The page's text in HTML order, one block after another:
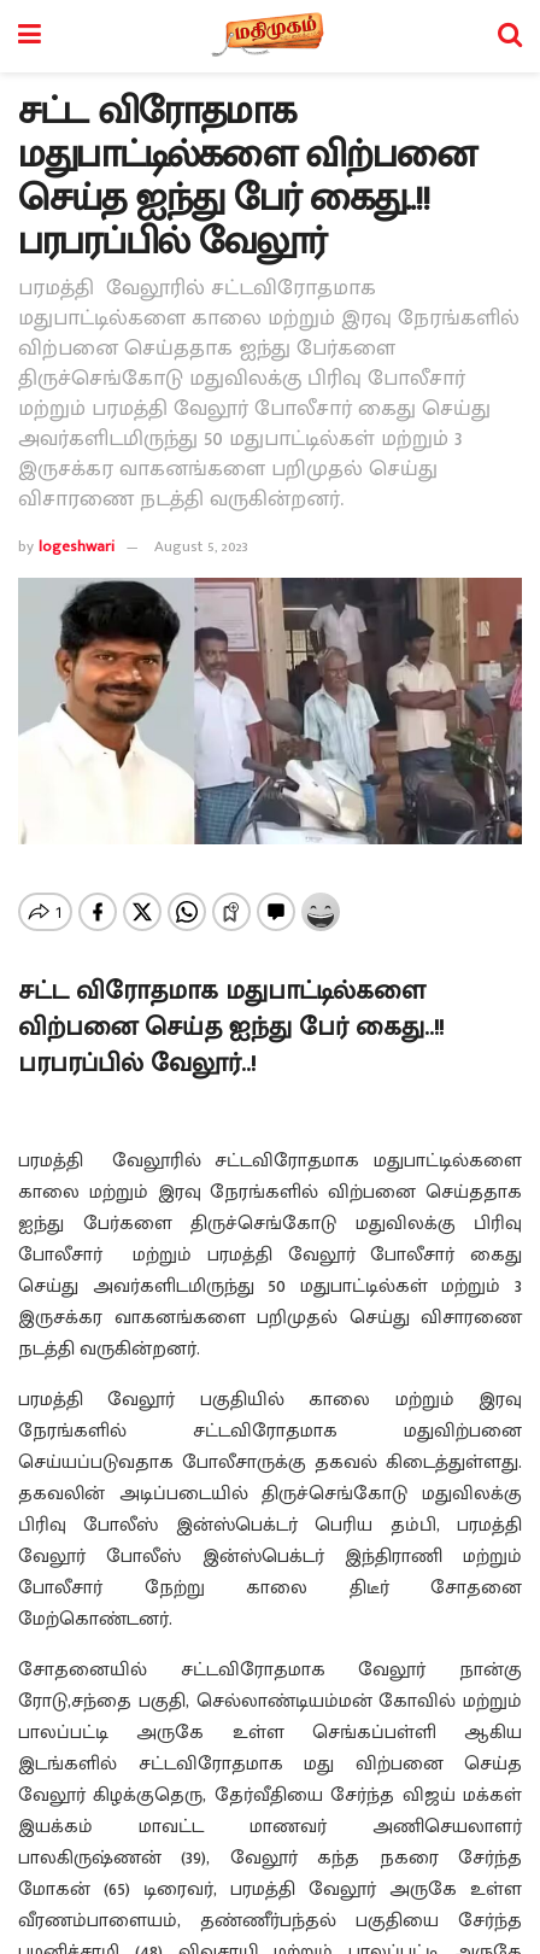
சட்ட விரோதமாக
மதுபாட்டில்களை விற்பனை
செய்த ஐந்து பேர் கைது..!!
பரபரப்பில் வேலூர்
பரமத்தி வேலூரில் சட்டவிரோதமாக
மதுபாட்டில்களை காலை மற்றும் இரவு நேரங்களில்
விற்பனை செய்ததாக ஐந்து பேர்களை
திருச்செங்கோடு மதுவிலக்கு பிரிவு போலீசார்
மற்றும் பரமத்தி வேலூர் போலீசார் கைது செய்து
அவர்களிடமிருந்து 50 மதுபாட்டில்கள் மற்றும் 3
இருசக்கர வாகனங்களை பறிமுதல் செய்து
விசாரணை நடத்தி வருகின்றனர்.
bylogeshwari August 5, 2023
சட்ட விரோதமாக மதுபாட்டில்களை
விற்பனை செய்த ஐந்து பேர் கைது..!!
பரபரப்பில் வேலூர்..!
பரமத்தி வேலூரில் சட்டவிரோதமாக மதுபாட்டில்களை
காலை மற்றும் இரவு நேரங்களில் விற்பனை செய்ததாக
ஐந்து பேர்களை திருச்செங்கோடு மதுவிலக்கு பிரிவு
போலீசார் மற்றும் பரமத்தி வேலூர் போலீசார் கைது
செய்து அவர்களிடமிருந்து 50 மதுபாட்டில்கள் மற்றும் 3
இருசக்கர வாகனங்களை பறிமுதல் செய்து விசாரணை
நடத்தி வருகின்றனர்.
பரமத்தி வேலூர் பகுதியில் காலை மற்றும் இரவு
நேரங்களில் சட்டவிரோதமாக மதுவிற்பனை
செய்யப்படுவதாக போலீசாருக்கு தகவல் கிடைத்துள்ளது.
தகவலின் அடிப்படையில் திருச்செங்கோடு மதுவிலக்கு
பிரிவு போலீஸ் இன்ஸ்பெக்டர் பெரிய தம்பி, பரமத்தி
வேலூர் போலீஸ் இன்ஸ்பெக்டர் இந்திராணி மற்றும்
போலீசார் நேற்று காலை திடீர் சோதனை
மேற்கொண்டனர்.
சோதனையில் சட்டவிரோதமாக வேலூர் நான்கு
ரோடு,சந்தை பகுதி, செல்லாண்டியம்மன் கோவில் மற்றும்
பாலப்பட்டி அருகே உள்ள செங்கப்பள்ளி ஆகிய
இடங்களில் சட்டவிரோதமாக மது விற்பனை செய்த
வேலூர் கிழக்குதெரு, தேர்வீதியை சேர்ந்த விஜய் மக்கள்
இயக்கம் மாவட்ட மாணவர் அணிசெயலாளர்
பாலகிருஷ்ணன் (39), வேலூர் கந்த நகரை சேர்ந்த
மோகன் (65) டிரைவர், பரமத்தி வேலூர் அருகே உள்ள
வீரணம்பாளையம், தண்ணீர்பந்தல் பகுதியை சேர்ந்த